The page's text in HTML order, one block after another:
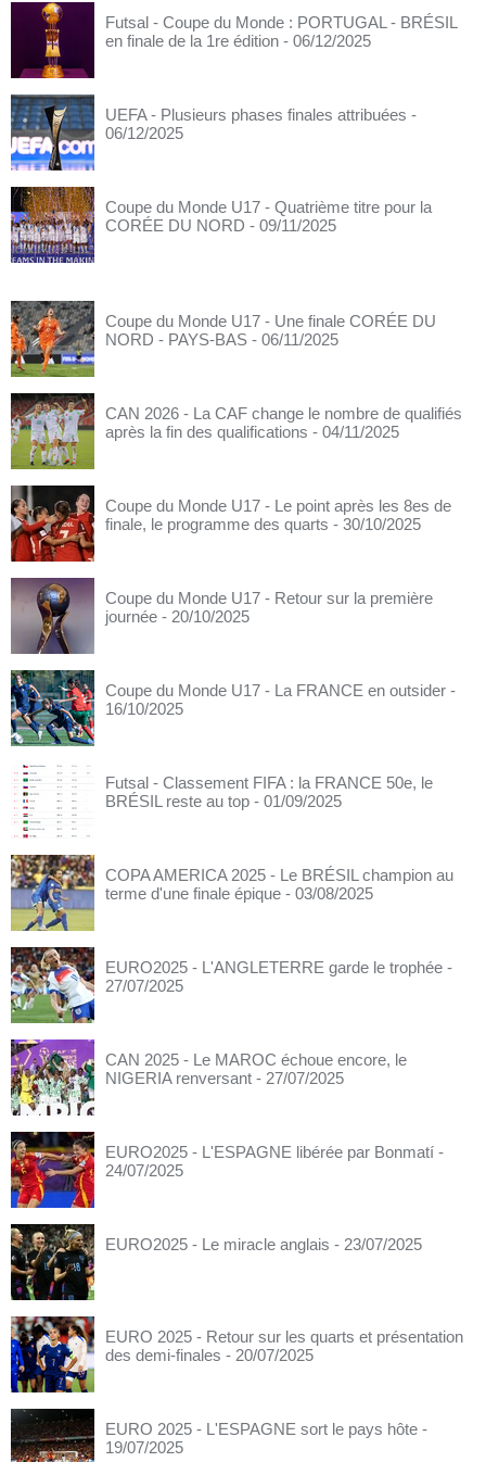
Futsal - Coupe du Monde : PORTUGAL - BRÉSIL
en finale de la 1re édition - 06/12/2025
UEFA - Plusieurs phases finales attribuées -
06/12/2025
Coupe du Monde U17 - Quatrième titre pour la
CORÉE DU NORD - 09/11/2025
Coupe du Monde U17 - Une finale CORÉE DU
NORD - PAYS-BAS - 06/11/2025
CAN 2026 - La CAF change le nombre de qualifiés
après la fin des qualifications - 04/11/2025
Coupe du Monde U17 - Le point après les 8es de
finale, le programme des quarts - 30/10/2025
Coupe du Monde U17 - Retour sur la première
journée - 20/10/2025
Coupe du Monde U17 - La FRANCE en outsider -
16/10/2025
Futsal - Classement FIFA : la FRANCE 50e, le
BRÉSIL reste au top - 01/09/2025
COPA AMERICA 2025 - Le BRÉSIL champion au
terme d'une finale épique - 03/08/2025
EURO2025 - L'ANGLETERRE garde le trophée -
27/07/2025
CAN 2025 - Le MAROC échoue encore, le
NIGERIA renversant - 27/07/2025
EURO2025 - L'ESPAGNE libérée par Bonmatí -
24/07/2025
EURO2025 - Le miracle anglais - 23/07/2025
EURO 2025 - Retour sur les quarts et présentation
des demi-finales - 20/07/2025
EURO 2025 - L'ESPAGNE sort le pays hôte -
19/07/2025